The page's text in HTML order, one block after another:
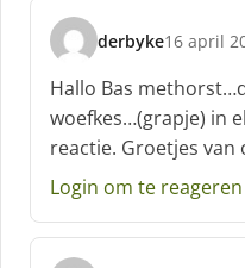
derbyke
s
c
h
r
e
e
:
16 april
Hallo Bas
woefkes…(grapje) in
reactie. Groetjes van
Login om te reageren